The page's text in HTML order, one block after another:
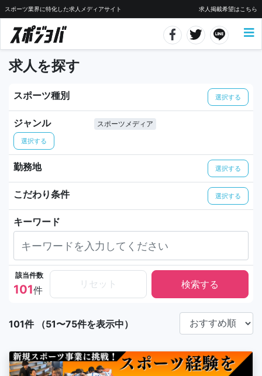
スポーツ業界に特化した求人メディアサイト 求人掲載希望はこちら
求人を探す
スポーツ種別 選択する
ジャンル
選択する
スポーツメディア
勤務地 選択する
こだわり条件 選択する
キーワード
該当件数
101件
リセット
101件 （51〜75件を表示中）